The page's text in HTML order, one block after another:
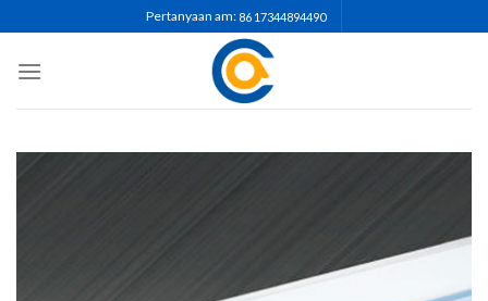
Pertanyaan am: 86 17344894490